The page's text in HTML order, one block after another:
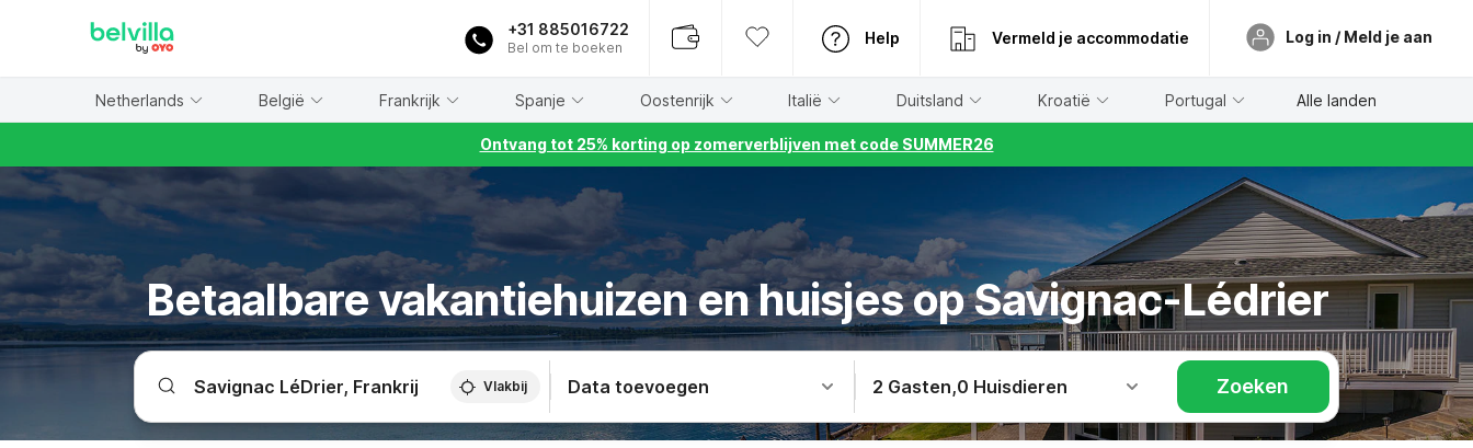
+31 885016722
Bel om te boeken
Help Vermeld je accommodatie Log in / Meld je aan
Netherlands België Frankrijk Spanje Oostenrijk Italië Duitsland Kroatië Portugal Alle landen
Ontvang tot 25% korting op zomerverblijven met code SUMMER26
Betaalbare vakantiehuizen en huisjes op Savignac-Lédrier
Vlakbij Data toevoegen 2 Gasten,0 Huisdieren Zoeken